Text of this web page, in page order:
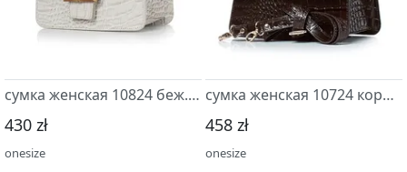
сумка женская 10824 беж.св/бежев
430 zł
onesize
сумка женская 10724 коричневый т.
458 zł
onesize